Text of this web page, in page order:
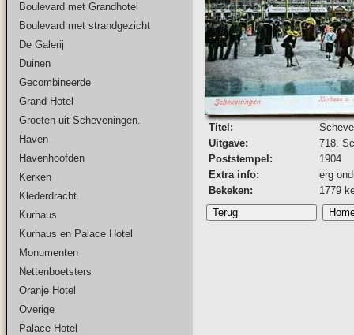
Boulevard met Grandhotel
Boulevard met strandgezicht
De Galerij
Duinen
Gecombineerde
Grand Hotel
Groeten uit Scheveningen.
Haven
Havenhoofden
Kerken
Klederdracht.
Kurhaus
Kurhaus en Palace Hotel
Monumenten
Nettenboetsters
Oranje Hotel
Overige
Palace Hotel
Titel:
Uitgave:
718.
Poststempel:
1904
Extra info:
erg
Bekeken:
1779